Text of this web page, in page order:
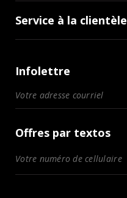
Service à la clientèle
Infolettre
Offres par textos